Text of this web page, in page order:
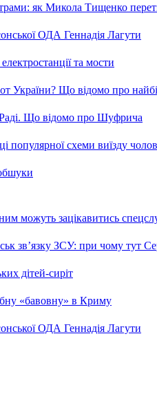
як Микола Тищенко
ОДА Геннадія Лагути
та мости
України? Що відомо про
Раді. Що відомо про Шуфрича
схеми виїзду
можуть зацікавитись
зв’язку ЗСУ: при чому тут
дітей-сиріт
«бавовну» в Криму
ОДА Геннадія Лагути